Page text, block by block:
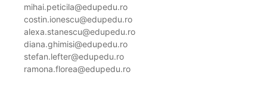
mihai.peticila@edupedu.ro
costin.ionescu@edupedu.ro
alexa.stanescu@edupedu.ro
diana.ghimisi@edupedu.ro
stefan.lefter@edupedu.ro
ramona.florea@edupedu.ro